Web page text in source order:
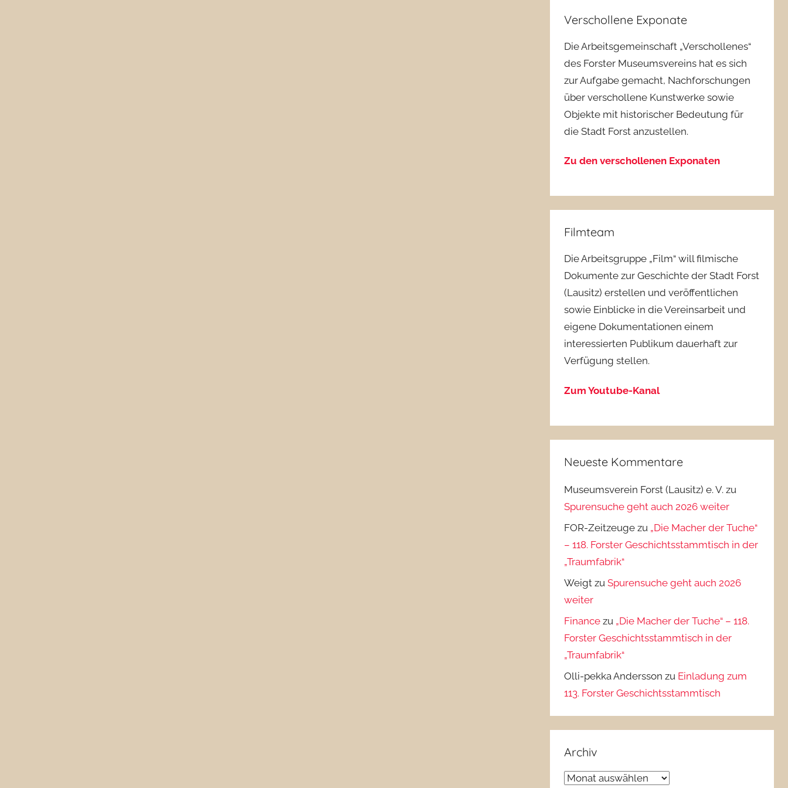
Verschollene Exponate
Die Arbeitsgemeinschaft „Verschollenes“
des Forster Museumsvereins hat es sich
zur Aufgabe gemacht, Nachforschungen
über verschollene Kunstwerke sowie
Objekte mit historischer Bedeutung für
die Stadt Forst anzustellen.
Zu den verschollenen Exponaten
Filmteam
Die Arbeitsgruppe „Film“ will filmische
Dokumente zur Geschichte der Stadt Forst
(Lausitz) erstellen und veröffentlichen
sowie Einblicke in die Vereinsarbeit und
eigene Dokumentationen einem
interessierten Publikum dauerhaft zur
Verfügung stellen.
Zum Youtube-Kanal
Neueste Kommentare
Museumsverein Forst (Lausitz) e. V. zu
Spurensuche geht auch 2026 weiter
FOR-Zeitzeuge zu „Die Macher der Tuche“
– 118. Forster Geschichtsstammtisch in der
„Traumfabrik“
Weigt zuSpurensuche geht auch 2026
weiter
Finance zu „Die Macher der Tuche“ – 118.
Forster Geschichtsstammtisch in der
„Traumfabrik“
Olli-pekka Andersson zu Einladung zum
113. Forster Geschichtsstammtisch
Archiv
Archiv